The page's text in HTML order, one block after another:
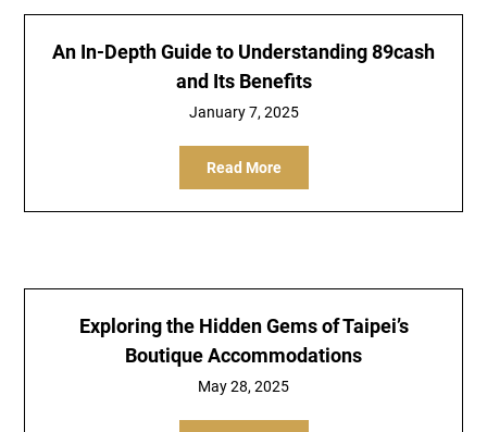
An In-Depth Guide to Understanding 89cash
and Its Benefits
January 7, 2025
Read More
Exploring the Hidden Gems of Taipei’s
Boutique Accommodations
May 28, 2025